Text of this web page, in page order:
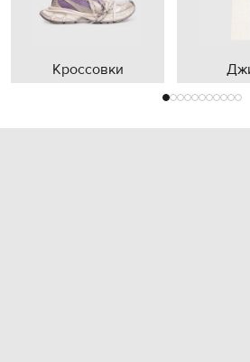
Кроссовки